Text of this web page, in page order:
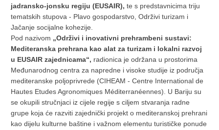
jadransko-jonsku regiju (EUSAIR), te s predstavnicima triju
tematskih stupova - Plavo gospodarstvo, Održivi turizam i
Jačanje socijalne kohezije.
Pod nazivom „Održivi i inovativni prehrambeni sustavi:
Mediteranska prehrana kao alat za turizam i lokalni razvoj
u EUSAIR zajednicama“, radionica je održana u prostorima
Međunarodnog centra za napredne i visoke studije iz područja
mediteranske poljoprivrede (CIHEAM - Centre International de
Hautes Etudes Agronomiques Méditerranéennes). U Bariju su
se okupili stručnjaci iz cijele regije s ciljem stvaranja radne
grupe koja će razviti zajednički projekt o mediteranskoj prehrani
kao dijelu kulturne baštine i važnom elementu turističke ponude